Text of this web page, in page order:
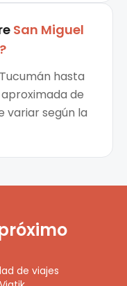
San Miguel
?
hasta
de
variar según la
de viajes